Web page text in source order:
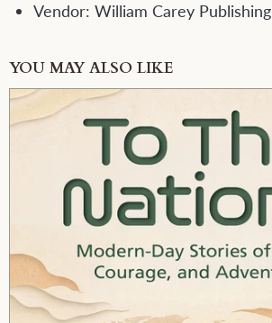
Vendor: William Carey Publishing
YOU MAY ALSO LIKE